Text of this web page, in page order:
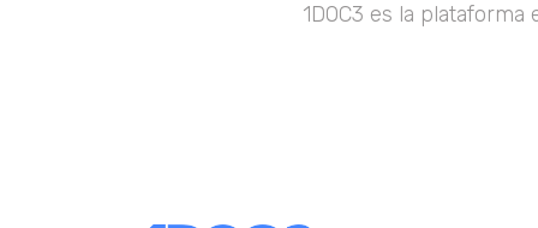
1DOC3 es la